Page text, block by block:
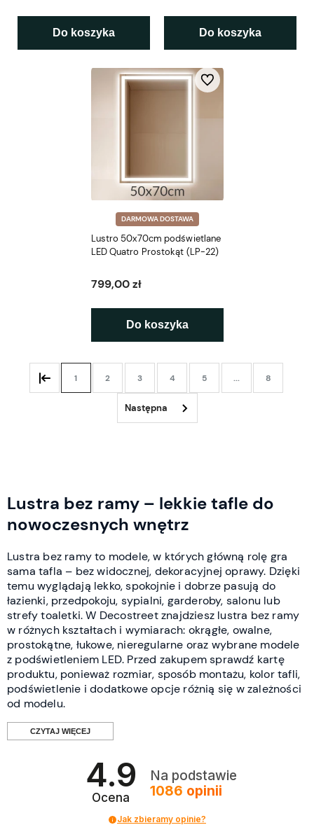
Do koszyka Do koszyka
DARMOWA DOSTAWA
Lustro 50x70cm podświetlane
LED Quatro Prostokąt (LP-22)
799,00 zł
Do koszyka
Do ulubionych
1 2 3 4 5 ... 8
Lustra bez ramy – lekkie tafle do
nowoczesnych wnętrz
Lustra bez ramy to modele, w których główną rolę gra
sama tafla – bez widocznej, dekoracyjnej oprawy. Dzięki
temu wyglądają lekko, spokojnie i dobrze pasują do
łazienki, przedpokoju, sypialni, garderoby, salonu lub
strefy toaletki. W Decostreet znajdziesz lustra bez ramy
w różnych kształtach i wymiarach: okrągłe, owalne,
prostokątne, łukowe, nieregularne oraz wybrane modele
z podświetleniem LED. Przed zakupem sprawdź kartę
produktu, ponieważ rozmiar, sposób montażu, kolor tafli,
podświetlenie i dodatkowe opcje różnią się w zależności
od modelu.
CZYTAJ WIĘCEJ
Kiedy warto wybrać lustro bez
4.9
Ocena
Na podstawie
1086 opinii
Jak zbieramy opinie?